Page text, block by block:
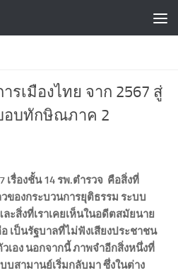
รเมืองไทย จาก 2567 สู่
อบทักษิณภาค 2
เรื่องชั้น 14 รพ.ตำรวจ คือสิ่งที่
ของกระบวนการยุติธรรม ระบบ
ะสิ่งที่เราเคยเห็นในอดีตสมัยนาย
เป็นรัฐบาลที่ไม่ฟังเสียงประชาชน
เอง นอกจากนี้ ภาพจำอีกสิ่งหนึ่งที่
สามานย์เริ่มกลับมา ซึ่งในต่าง